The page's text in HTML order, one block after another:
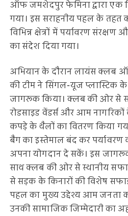
ऑफ जमशेदपुर फेमिना द्वारा एक
गया। इस सराहनीय पहल के
विभिन्न क्षेत्रों में पर्यावरण संरक्षण
का संदेश दिया गया।
अभियान के दौरान लायंस क्लब
की टीम ने सिंगल-यूज प्लास्टिक
जागरूक किया। क्लब की ओर से
रोडसाइड वेंडर्स और आम नागरिकों
कपड़े के थैलों का वितरण किया
बैग का इस्तेमाल बंद कर पर्यावरण
अपना योगदान दे सकें। इस
साथ क्लब की ओर से स्थानीय
से सड़क के किनारों की विशेष
पहल का मुख्य उद्देश्य आम जनता
उनकी सामाजिक जिम्मेदारी का